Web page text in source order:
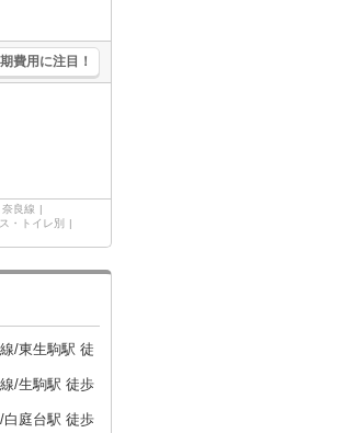
費用に注目！
良線
・トイレ別
/東生駒駅 徒
/生駒駅 徒歩
白庭台駅 徒歩